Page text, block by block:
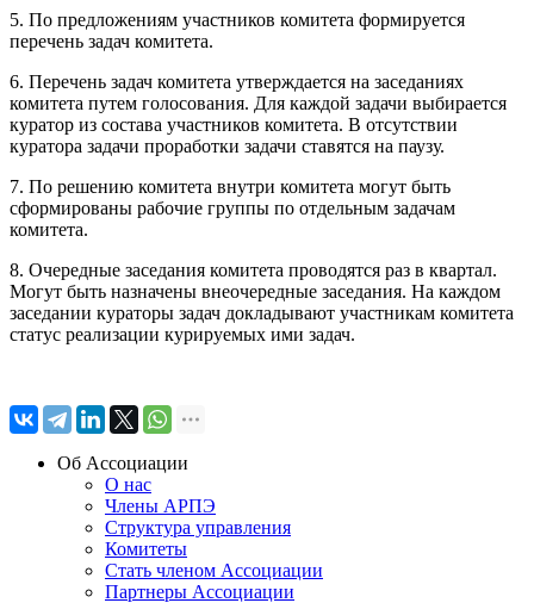
5. По предложениям участников комитета формируется
перечень задач комитета.
6. Перечень задач комитета утверждается на заседаниях
комитета путем голосования. Для каждой задачи выбирается
куратор из состава участников комитета. В отсутствии
куратора задачи проработки задачи ставятся на паузу.
7. По решению комитета внутри комитета могут быть
сформированы рабочие группы по отдельным задачам
комитета.
8. Очередные заседания комитета проводятся раз в квартал.
Могут быть назначены внеочередные заседания. На каждом
заседании кураторы задач докладывают участникам комитета
статус реализации курируемых ими задач.
Об Ассоциации
О нас
Члены АРПЭ
Структура управления
Комитеты
Стать членом Ассоциации
Партнеры Ассоциации